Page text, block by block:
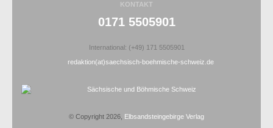
KONTAKT
0171 5505901
International: (+49) 171 5505901
redaktion(at)saechsisch-boehmische-schweiz.de
© Copyright 2026, Elbsandsteingebirge Verlag